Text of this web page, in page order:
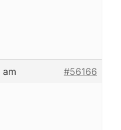
am #56166